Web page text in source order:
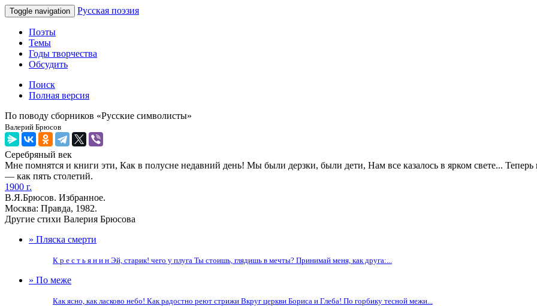
Toggle navigation Русская поэзия
Поэты
Темы
Годы творчества
Обсудить
Поиск
Полная версия
По поводу сборников «Русские символисты»
Валерий Брюсов
Серебряный век
Мне помнятся и книги эти, Как в полусне недавний день! Мы были дерзки, были дети, Нам все казалось в ярком свете...
— как пять столетий.
1900 г.
В.Я.Брюсов. Избранное.
Москва: Правда, 1982.
Другие стихи Валерия Брюсова
» Пляска смерти
К р е с т ь я н и н Эй, старик! чего у плуга Ты стоишь, глядишь в мечты? Принимай меня, как друга:...
» По меже
Как ясно, как ласково небо! Как радостно реют стрижи Вкруг церкви Бориса и Глеба! По горбику тесной межи...